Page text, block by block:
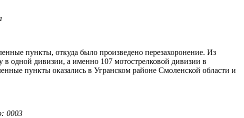
пункты, откуда было произведено перезахоронение. Из
одной дивизии, а именно 107 мотострелковой дивизии в
пункты оказались в Угранском районе Смоленской области и
0003